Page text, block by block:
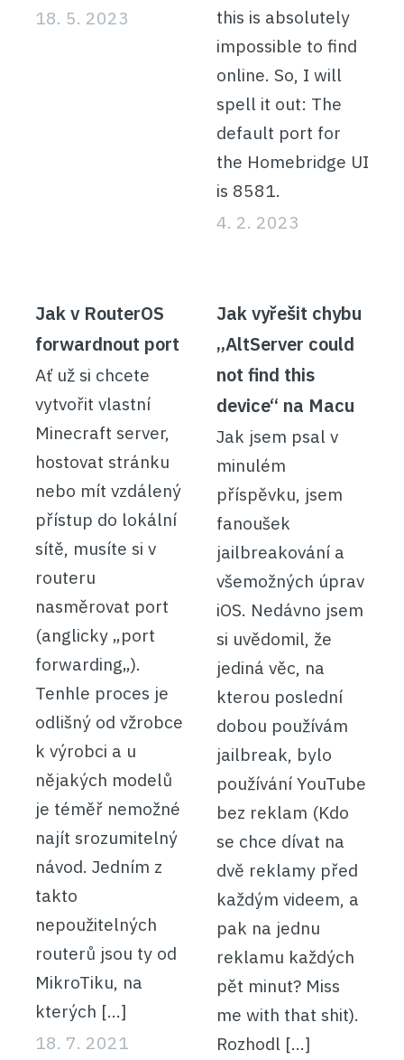
18. 5. 2023
this is absolutely
impossible to find
online. So, I will
spell it out: The
default port for
the Homebridge UI
is 8581.
4. 2. 2023
Jak v RouterOS
forwardnout port
Ať už si chcete
vytvořit vlastní
Minecraft server,
hostovat stránku
nebo mít vzdálený
přístup do lokální
sítě, musíte si v
routeru
nasměrovat port
(anglicky „port
forwarding„).
Tenhle proces je
odlišný od vžrobce
k výrobci a u
nějakých modelů
je téměř nemožné
najít srozumitelný
návod. Jedním z
takto
nepoužitelných
routerů jsou ty od
MikroTiku, na
kterých […]
18. 7. 2021
Jak vyřešit chybu
„AltServer could
not find this
device“ na Macu
Jak jsem psal v
minulém
příspěvku, jsem
fanoušek
jailbreakování a
všemožných úprav
iOS. Nedávno jsem
si uvědomil, že
jediná věc, na
kterou poslední
dobou používám
jailbreak, bylo
používání YouTube
bez reklam (Kdo
se chce dívat na
dvě reklamy před
každým videem, a
pak na jednu
reklamu každých
pět minut? Miss
me with that shit).
Rozhodl […]